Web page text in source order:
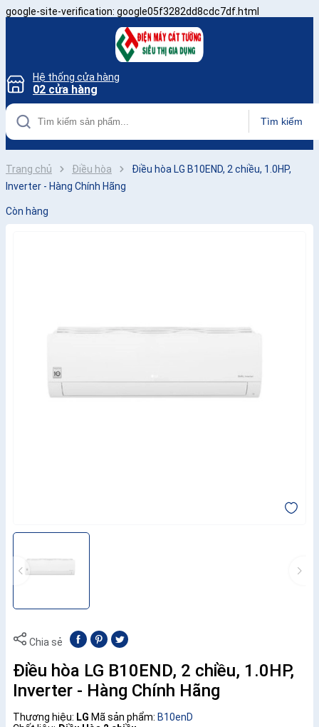
google-site-verification: google05f3282dd8cdc7df.html
Hệ thống cửa hàng
02 cửa hàng
Tìm kiếm
Trang chủ Điều hòa
Điều hòa LG B10END, 2 chiều, 1.0HP,
Inverter - Hàng Chính Hãng
Còn hàng
Chia sẻ
Điều hòa LG B10END, 2 chiều, 1.0HP,
Inverter - Hàng Chính Hãng
Thương hiệu: LG Mã sản phẩm: B10enD